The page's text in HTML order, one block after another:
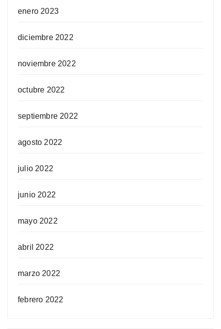
enero 2023
diciembre 2022
noviembre 2022
octubre 2022
septiembre 2022
agosto 2022
julio 2022
junio 2022
mayo 2022
abril 2022
marzo 2022
febrero 2022